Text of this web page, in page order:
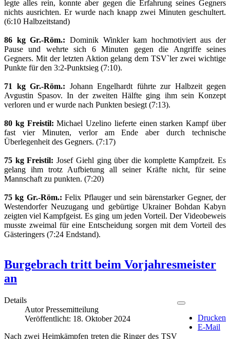
legte alles rein, konnte aber gegen die Erfahrung seines Gegners
nichts ausrichten. Er wurde nach knapp zwei Minuten geschultert.
(6:10 Halbzeitstand)
86 kg Gr.-Röm.: Dominik Winkler kam hochmotiviert aus der
Pause und wehrte sich 6 Minuten gegen die Angriffe seines
Gegners. Mit der letzten Aktion gelang dem TSV`ler zwei wichtige
Punkte für den 3:2-Punktsieg (7:10).
71 kg Gr.-Röm.: Johann Engelhardt führte zur Halbzeit gegen
Avgustin Spasov. In der zweiten Hälfte ging ihm sein Konzept
verloren und er wurde nach Punkten besiegt (7:13).
80 kg Freistil: Michael Uzelino lieferte einen starken Kampf über
fast vier Minuten, verlor am Ende aber durch technische
Überlegenheit des Gegners. (7:17)
75 kg Freistil: Josef Giehl ging über die komplette Kampfzeit. Es
gelang ihm trotz Aufbietung all seiner Kräfte nicht, für seine
Mannschaft zu punkten. (7:20)
75 kg Gr.-Röm.: Felix Pflauger und sein bärenstarker Gegner, der
Westendorfer Neuzugang und gebürtige Ukrainer Bohdan Kabyn
zeigten viel Kampfgeist. Es ging um jeden Vorteil. Der Videobeweis
musste zweimal für eine Entscheidung sorgen mit dem Vorteil des
Gästeringers (7:24 Endstand).
Burgebrach tritt beim Vorjahresmeister
an
Drucken
E-Mail
Details
AutorPressemitteilung
Veröffentlicht: 18. Oktober 2024
Nach zwei Heimkämpfen treten die Ringer des TSV